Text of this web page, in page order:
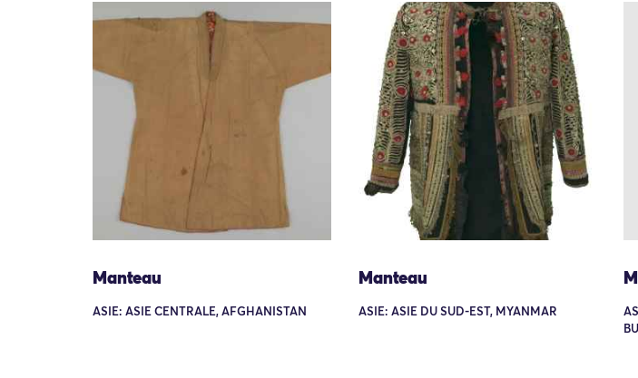
Manteau
ASIE: ASIE CENTRALE, AFGHANISTAN
Manteau
ASIE: ASIE DU SUD-EST, MYANMAR